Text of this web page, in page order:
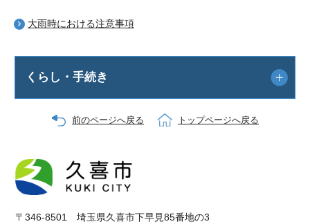
大雨時における注意事項
くらし・手続き
前のページへ戻る トップページへ戻る
〒346-8501 埼玉県久喜市下早見85番地の3